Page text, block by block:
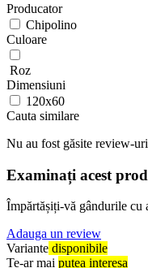
Producator
Chipolino
Culoare
Roz
Dimensiuni
120x60
Cauta similare
Nu au fost găsite review-uri
Examinați acest
Împărtășiți-vă gândurile cu
Adauga un review
Variante disponibile
Te-ar mai putea interesa